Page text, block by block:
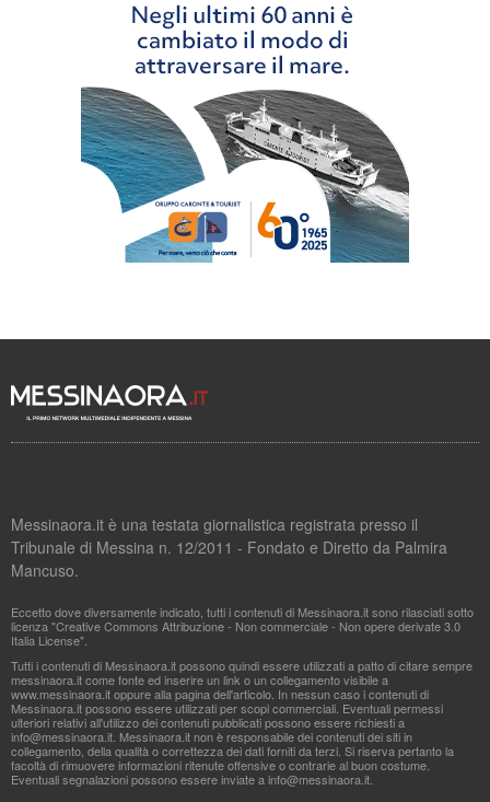
Messinaora.it è una testata giornalistica registrata presso il
Tribunale di Messina n. 12/2011 - Fondato e Diretto da Palmira
Mancuso.
Eccetto dove diversamente indicato, tutti i contenuti di Messinaora.it sono rilasciati sotto
licenza "Creative Commons Attribuzione - Non commerciale - Non opere derivate 3.0
Italia License".
Tutti i contenuti di Messinaora.it possono quindi essere utilizzati a patto di citare sempre
messinaora.it come fonte ed inserire un link o un collegamento visibile a
www.messinaora.it oppure alla pagina dell'articolo. In nessun caso i contenuti di
Messinaora.it possono essere utilizzati per scopi commerciali. Eventuali permessi
ulteriori relativi all'utilizzo dei contenuti pubblicati possono essere richiesti a
info@messinaora.it . Messinaora.it non è responsabile dei contenuti dei siti in
collegamento, della qualità o correttezza dei dati forniti da terzi. Si riserva pertanto la
facoltà di rimuovere informazioni ritenute offensive o contrarie al buon costume.
Eventuali segnalazioni possono essere inviate ainfo@messinaora.it